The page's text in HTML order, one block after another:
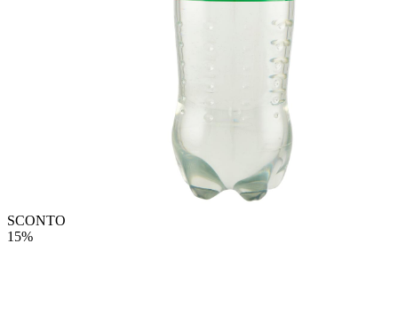
SCONTO
15%